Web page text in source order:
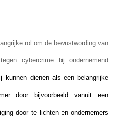
rol om de bewustwording van
cybercrime bij ondernemend
kunnen dienen als een belangrijke
door bijvoorbeeld vanuit een
door te lichten en ondernemers